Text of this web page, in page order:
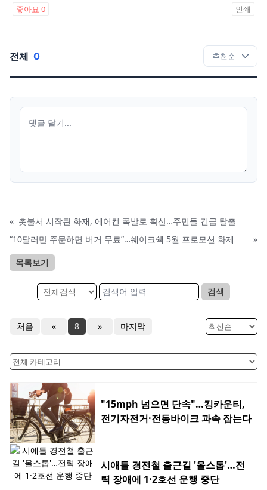
좋아요 0 인쇄
전체 0
« 촛불서 시작된 화재, 에어컨 폭발로 확산…주민들 긴급 탈출
“10달러만 주문하면 버거 무료”…쉐이크쉑 5월 프로모션 화제
»
목록보기
검색
처음 « 8 » 마지막
"15mph 넘으면 단속"…킹카운티,
전기자전거·전동바이크 과속 잡는다
시애틀 경전철 출근길 '올스톱'…전
력 장애에 1·2호선 운행 중단